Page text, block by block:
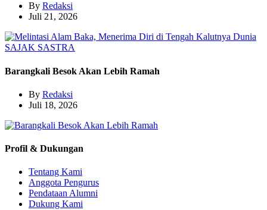
By Redaksi
Juli 21, 2026
SAJAK SASTRA
Barangkali Besok Akan Lebih Ramah
By Redaksi
Juli 18, 2026
Profil & Dukungan
Tentang Kami
Anggota Pengurus
Pendataan Alumni
Dukung Kami